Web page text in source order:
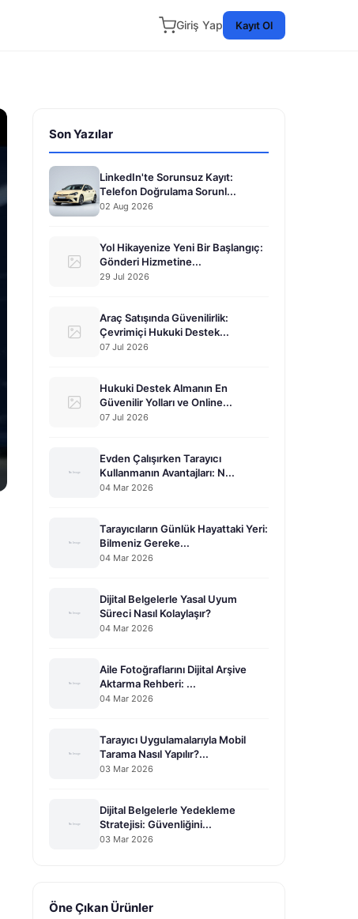
Giriş Yap Kayıt Ol
Son Yazılar
LinkedIn'te Sorunsuz Kayıt:
Telefon Doğrulama Sorunl...
02 Aug 2026
Yol Hikayenize Yeni Bir Başlangıç:
Gönderi Hizmetine...
29 Jul 2026
Araç Satışında Güvenilirlik:
Çevrimiçi Hukuki Destek...
07 Jul 2026
Hukuki Destek Almanın En
Güvenilir Yolları ve Online...
07 Jul 2026
Evden Çalışırken Tarayıcı
Kullanmanın Avantajları: N...
04 Mar 2026
Tarayıcıların Günlük Hayattaki Yeri:
Bilmeniz Gereke...
04 Mar 2026
Dijital Belgelerle Yasal Uyum
Süreci Nasıl Kolaylaşır?
04 Mar 2026
Aile Fotoğraflarını Dijital Arşive
Aktarma Rehberi: ...
04 Mar 2026
Tarayıcı Uygulamalarıyla Mobil
Tarama Nasıl Yapılır?...
03 Mar 2026
Dijital Belgelerle Yedekleme
Stratejisi: Güvenliğini...
03 Mar 2026
Öne Çıkan Ürünler